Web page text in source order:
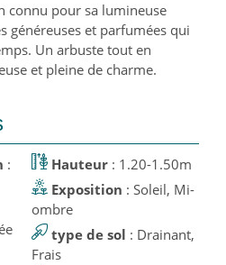
connu pour sa lumineuse
généreuses et parfumées qui
Un arbuste tout en
et pleine de charme.
:
Hauteur: 1.20-1.50m
Exposition : Soleil, Mi-
ombre
type de sol : Drainant,
Frais